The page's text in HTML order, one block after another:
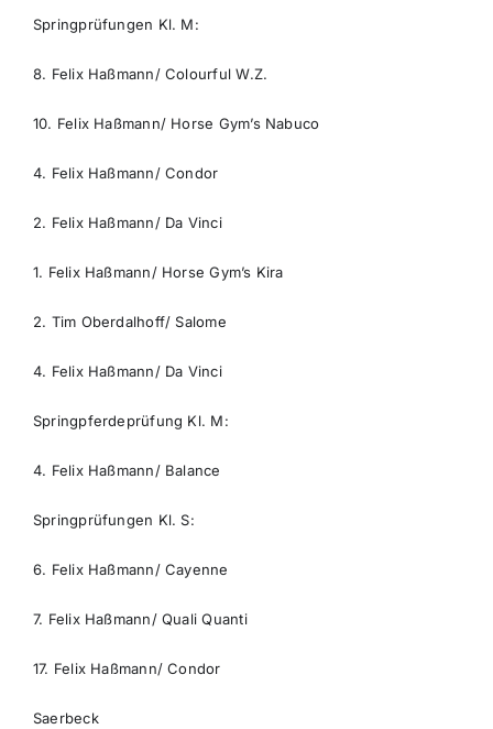
Springprüfungen Kl. M:
8. Felix Haßmann/ Colourful W.Z.
10. Felix Haßmann/ Horse Gym’s Nabuco
4. Felix Haßmann/ Condor
2. Felix Haßmann/ Da Vinci
1. Felix Haßmann/ Horse Gym’s Kira
2. Tim Oberdalhoff/ Salome
4. Felix Haßmann/ Da Vinci
Springpferdeprüfung Kl. M:
4. Felix Haßmann/ Balance
Springprüfungen Kl. S:
6. Felix Haßmann/ Cayenne
7. Felix Haßmann/ Quali Quanti
17. Felix Haßmann/ Condor
Saerbeck